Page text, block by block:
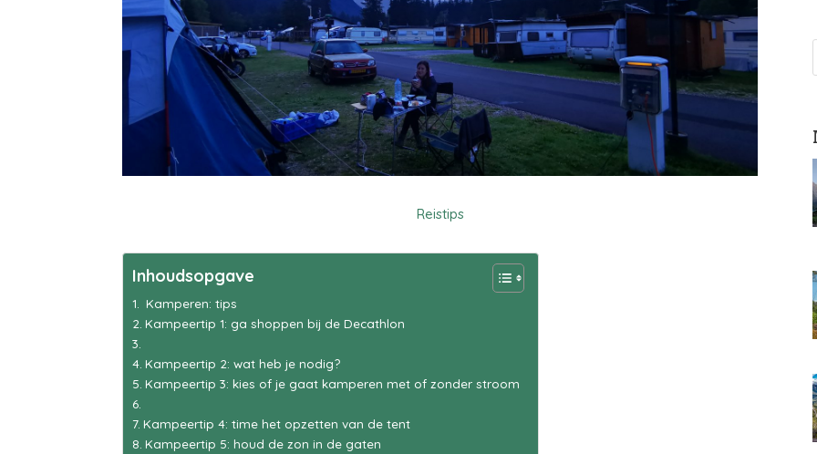
Reistips
Inhoudsopgave
Kamperen: tips
Kampeertip 1: ga shoppen bij de Decathlon
Kampeertip 2: wat heb je nodig?
Kampeertip 3: kies of je gaat kamperen met of zonder stroom
Kampeertip 4: time het opzetten van de tent
Kampeertip 5: houd de zon in de gaten